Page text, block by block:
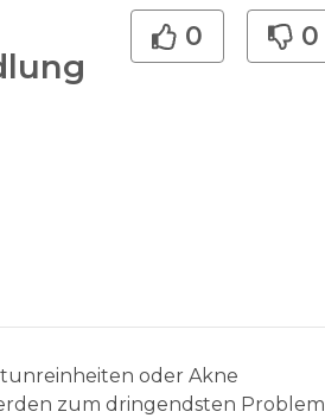
0 0
oder Akne
zum dringendsten Problem